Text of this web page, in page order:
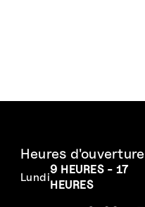
Heures d'ouverture
Lundi
9 HEURES - 17
HEURES